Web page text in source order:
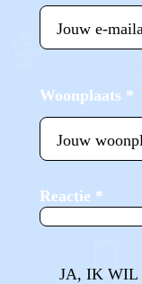
Woonplaats *
Reactie *
JA, IK WIL